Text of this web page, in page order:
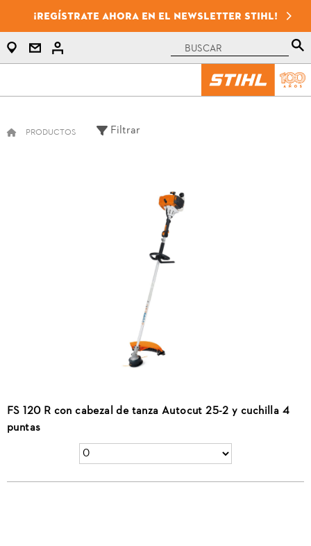
¡Regístrate ahora en el newsletter STIHL!
PRODUCTOS Filtrar
FS 120 R con cabezal de tanza Autocut 25-2 y cuchilla 4
puntas